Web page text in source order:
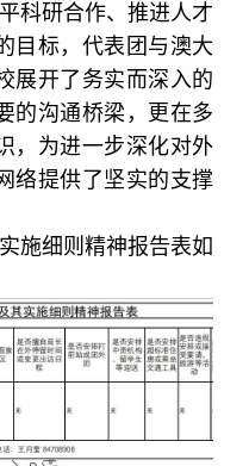
科研合作、推进人才
目标，代表团与澳大
展开了务实而深入的
的沟通桥梁，更在多
，为进一步深化对外
络提供了坚实的支撑
施细则精神报告表如